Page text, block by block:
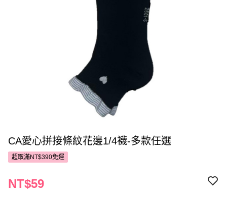
CA愛心拼接條紋花邊1/4襪-多款任選
超取滿NT$390免運
NT$59